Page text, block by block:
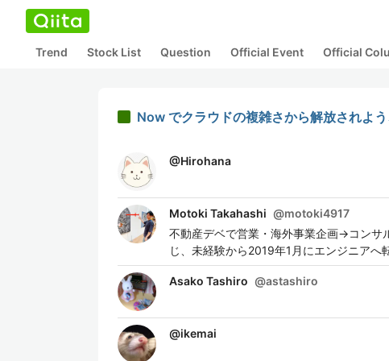
Trend Stock List Question Official Event Official
Now でクラウドの複雑さから解放されよ
@Hirohana
Motoki Takahashi @motoki4917
不動産デベで営業・海外事業企画→コンサ
じ、未経験から2019年1月にエンジニア
Asako Tashiro @astashiro
@ikemai